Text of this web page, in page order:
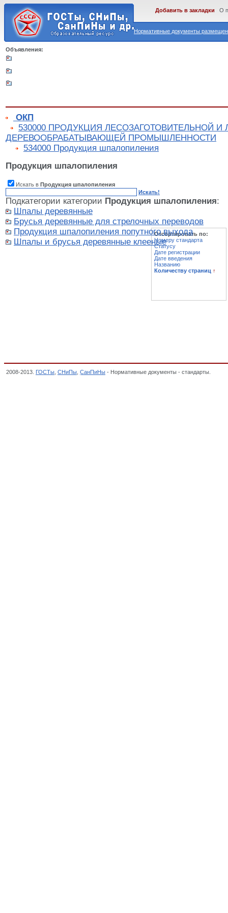
Нормативные документы
Добавить в закладки О
Объявления:
ОКП
530000 ПРОДУКЦИЯ ЛЕСОЗАГОТОВИТЕЛЬНОЙ
ДЕРЕВООБРАБАТЫВАЮЩЕЙ ПРОМЫШЛЕННОСТИ
534000 Продукция шпалопиления
Продукция шпалопиления
Искать в Продукция шпалопиления
Искать!
Подкатегории категории Продукция шпалопиления:
Шпалы деревянные
Брусья деревянные для стрелочных переводов
Продукция шпалопиления попутного выхода
Шпалы и брусья деревянные клееные
Отсортировать по:
Номеру стандарта
Статусу
Дате регистрации
Дате введения
Названию
Количеству страниц ↑
2008-2013. ГОСТы СНиПы СанПиНы - Нормативные документы - стандарты.